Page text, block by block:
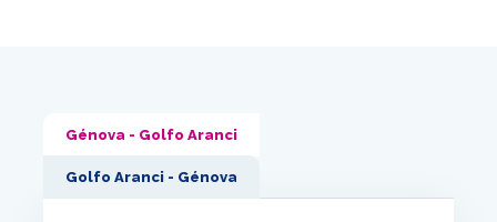
Génova - Golfo Aranci
Golfo Aranci - Génova